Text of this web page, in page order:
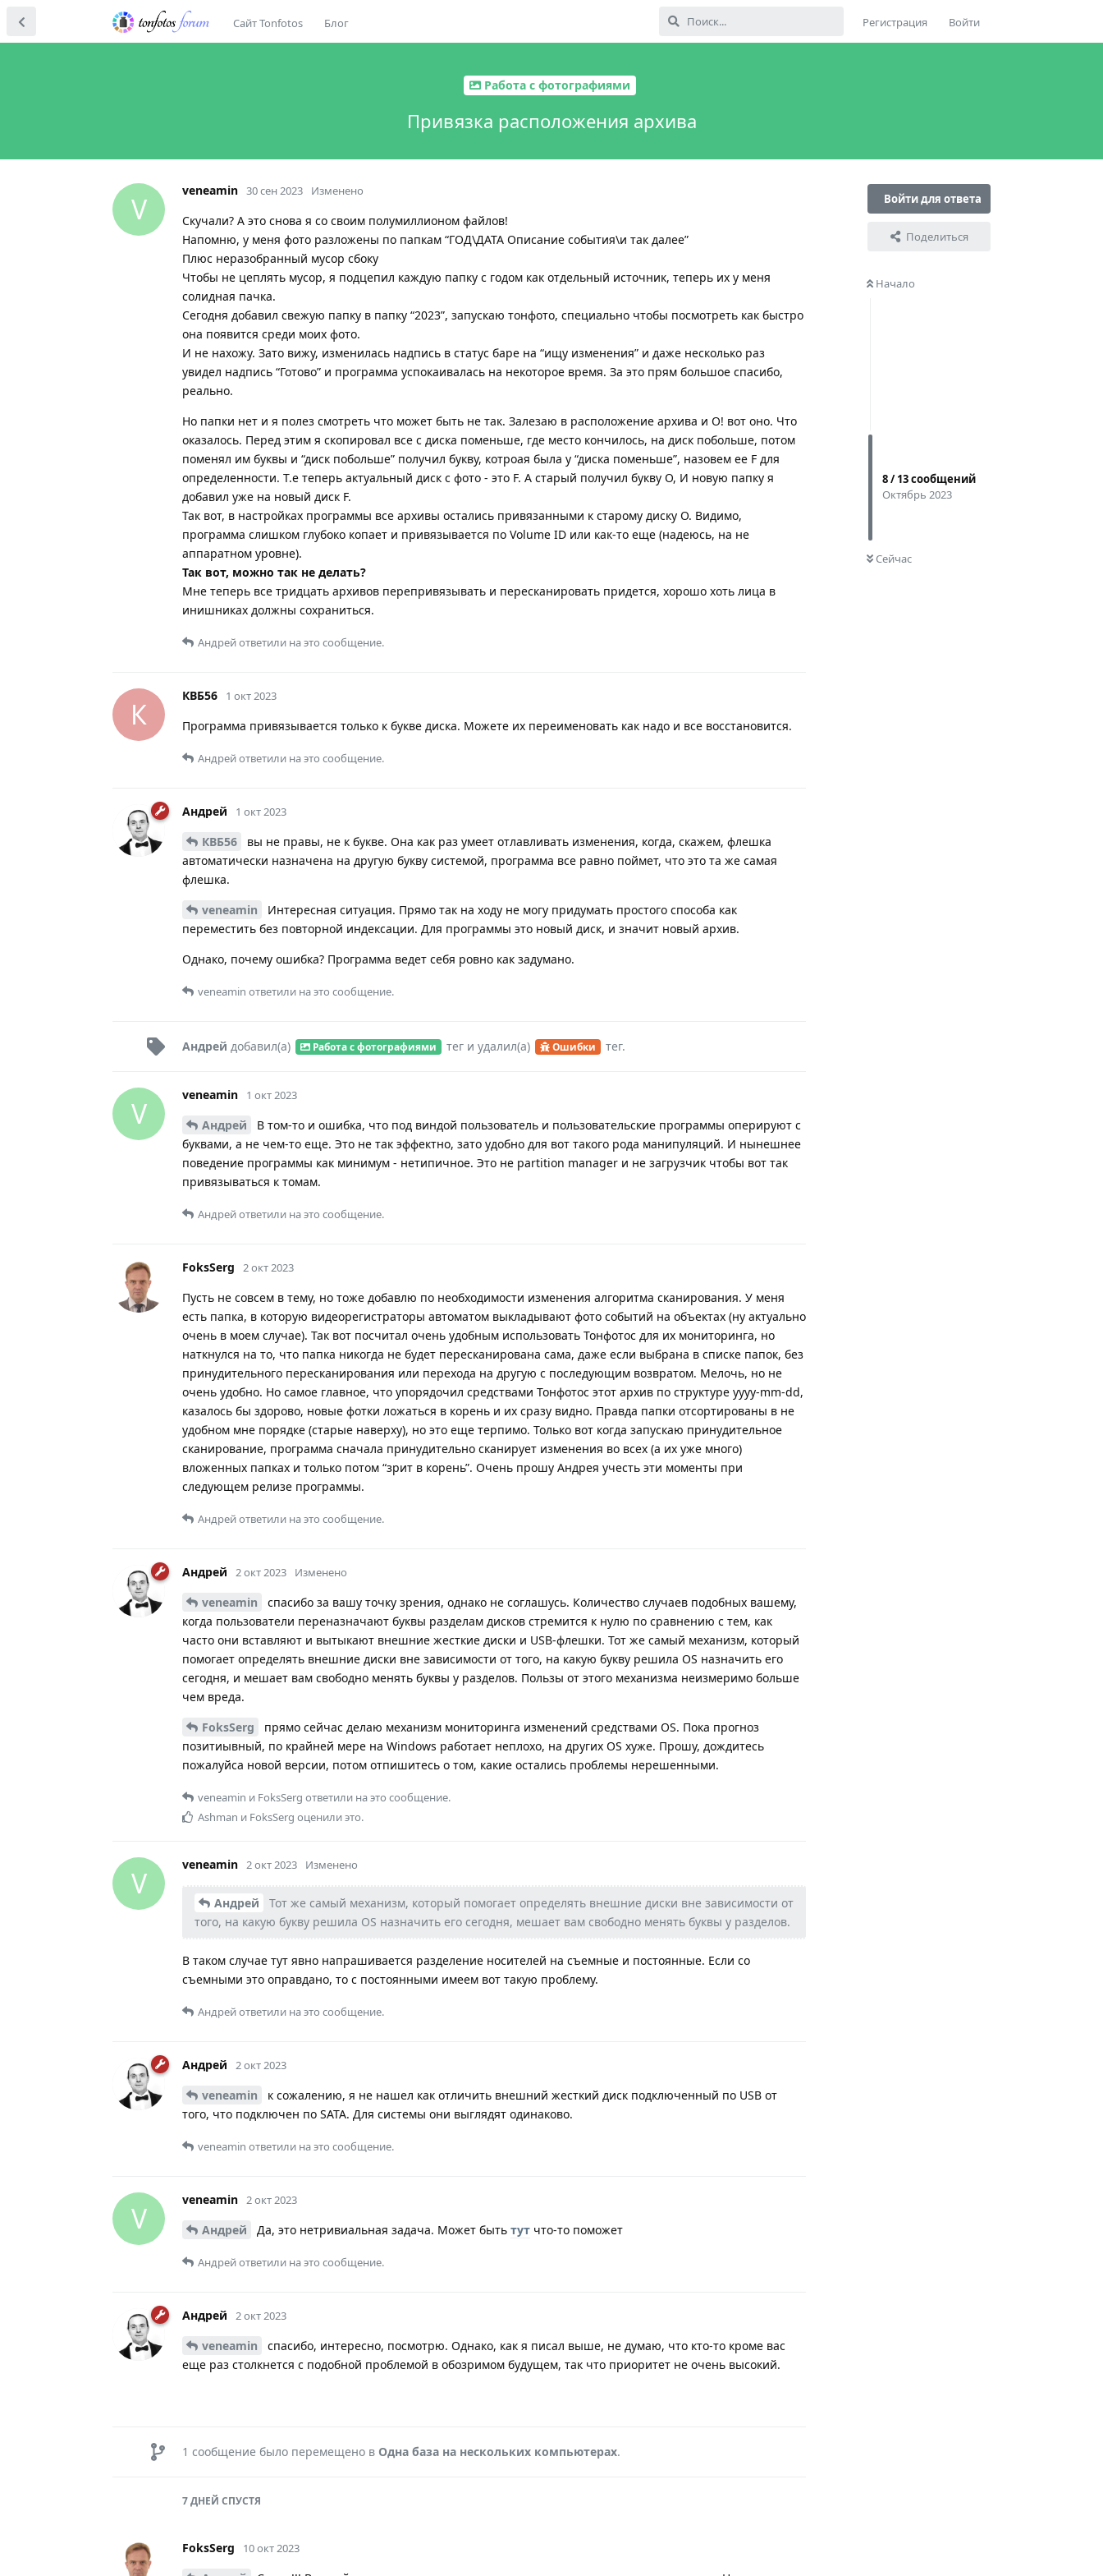
Сайт Tonfotos Блог Регистрация Войти
Работа с фотографиями
Привязка расположения архива
Войти для ответа
Поделиться
Начало
8/13сообщений
Октябрь 2023
Сейчас
V
veneamin 30 сен 2023 Изменено
Скучали? А это снова я со своим полумиллионом файлов!
Напомню, у меня фото разложены по папкам “ГОД\ДАТА Описание события\и так далее”
Плюс неразобранный мусор сбоку
Чтобы не цеплять мусор, я подцепил каждую папку с годом как отдельный источник, теперь их у меня
солидная пачка.
Сегодня добавил свежую папку в папку “2023”, запускаю тонфото, специально чтобы посмотреть как быстро
она появится среди моих фото.
И не нахожу. Зато вижу, изменилась надпись в статус баре на “ищу изменения” и даже несколько раз
увидел надпись “Готово” и программа успокаивалась на некоторое время. За это прям большое спасибо,
реально.
Но папки нет и я полез смотреть что может быть не так. Залезаю в расположение архива и О! вот оно. Что
оказалось. Перед этим я скопировал все с диска поменьше, где место кончилось, на диск побольше, потом
поменял им буквы и “диск побольше” получил букву, котроая была у “диска поменьше”, назовем ее F для
определенности. Т.е теперь актуальный диск с фото - это F. А старый получил букву O, И новую папку я
добавил уже на новый диск F.
Так вот, в настройках программы все архивы остались привязанными к старому диску O. Видимо,
программа слишком глубоко копает и привязывается по Volume ID или как-то еще (надеюсь, на не
аппаратном уровне).
Так вот, можно так не делать?
Мне теперь все тридцать архивов перепривязывать и пересканировать придется, хорошо хоть лица в
инишниках должны сохраниться.
Андрейответили на это сообщение.
К
КВБ56 1 окт 2023
Программа привязывается только к букве диска. Можете их переименовать как надо и все восстановится.
Андрейответили на это сообщение.
Андрей 1 окт 2023
КВБ56
вы не правы, не к букве. Она как раз умеет отлавливать изменения, когда, скажем, флешка
автоматически назначена на другую букву системой, программа все равно поймет, что это та же самая
флешка.
veneamin
Интересная ситуация. Прямо так на ходу не могу придумать простого способа как
переместить без повторной индексации. Для программы это новый диск, и значит новый архив.
Однако, почему ошибка? Программа ведет себя ровно как задумано.
veneamin ответили на это сообщение.
Андрей добавил(а) Работа с фотографиями теги удалил(а) Ошибки тег.
V
veneamin 1 окт 2023
Андрей
В том-то и ошибка, что под виндой пользователь и пользовательские программы оперируют с
буквами, а не чем-то еще. Это не так эффектно, зато удобно для вот такого рода манипуляций. И нынешнее
поведение программы как минимум - нетипичное. Это не partition manager и не загрузчик чтобы вот так
привязываться к томам.
Андрейответили на это сообщение.
FoksSerg 2 окт 2023
Пусть не совсем в тему, но тоже добавлю по необходимости изменения алгоритма сканирования. У меня
есть папка, в которую видеорегистраторы автоматом выкладывают фото событий на объектах (ну актуально
очень в моем случае). Так вот посчитал очень удобным использовать Тонфотос для их мониторинга, но
наткнулся на то, что папка никогда не будет пересканирована сама, даже если выбрана в списке папок, без
принудительного пересканирования или перехода на другую с последующим возвратом. Мелочь, но не
очень удобно. Но самое главное, что упорядочил средствами Тонфотос этот архив по структуре yyyy-mm-dd,
казалось бы здорово, новые фотки ложаться в корень и их сразу видно. Правда папки отсортированы в не
удобном мне порядке (старые наверху), но это еще терпимо. Только вот когда запускаю принудительное
сканирование, программа сначала принудительно сканирует изменения во всех (а их уже много)
вложенных папках и только потом “зрит в корень”. Очень прошу Андрея учесть эти моменты при
следующем релизе программы.
Андрейответили на это сообщение.
Андрей 2 окт 2023 Изменено
veneamin
спасибо за вашу точку зрения, однако не соглашусь. Количество случаев подобных вашему,
когда пользователи переназначают буквы разделам дисков стремится к нулю по сравнению с тем, как
часто они вставляют и вытыкают внешние жесткие диски и USB-флешки. Тот же самый механизм, который
помогает определять внешние диски вне зависимости от того, на какую букву решила OS назначить его
сегодня, и мешает вам свободно менять буквы у разделов. Пользы от этого механизма неизмеримо больше
чем вреда.
FoksSerg
прямо сейчас делаю механизм мониторинга изменений средствами OS. Пока прогноз
позитиывный, по крайней мере на Windows работает неплохо, на других OS хуже. Прошу, дождитесь
пожалуйса новой версии, потом отпишитесь о том, какие остались проблемы нерешенными.
veneamin и FoksSerg ответили на это сообщение.
Ashman и FoksSerg оценили это.
V
veneamin 2 окт 2023 Изменено
Андрей
Тот же самый механизм, который помогает определять внешние диски вне зависимости от
того, на какую букву решила OS назначить его сегодня, мешает вам свободно менять буквы у разделов.
В таком случае тут явно напрашивается разделение носителей на съемные и постоянные. Если со
съемными это оправдано, то с постоянными имеем вот такую проблему.
Андрейответили на это сообщение.
Андрей 2 окт 2023
veneamin
к сожалению, я не нашел как отличить внешний жесткий диск подключенный по USB от
того, что подключен по SATA. Для системы они выглядят одинаково.
veneamin ответили на это сообщение.
V
veneamin 2 окт 2023
Андрей Да, это нетривиальная задача. Может быть тут что-то поможет
Андрейответили на это сообщение.
Андрей 2 окт 2023
veneamin
спасибо, интересно, посмотрю. Однако, как я писал выше, не думаю, что кто-то кроме вас
еще раз столкнется с подобной проблемой в обозримом будущем, так что приоритет не очень высокий.
1 сообщение было перемещено в Одна база на нескольких компьютерах.
7 ДНЕЙ СПУСТЯ
FoksSerg 10 окт 2023